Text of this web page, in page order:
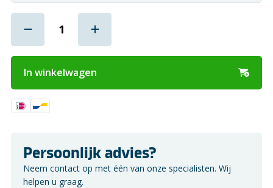
In winkelwagen
Persoonlijk advies?
Neem contact op met één van onze specialisten. Wij
helpen u graag.